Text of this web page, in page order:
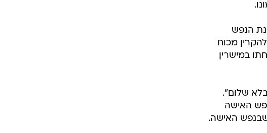
הנפש
מכוח
במישרין
שלום".
האישה
שבנפש האישה.